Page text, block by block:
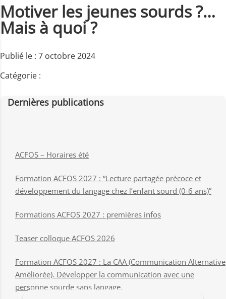
Motiver les jeunes sourds ?…
Mais à quoi ?
Publié le : 7 octobre 2024
Catégorie :
Dernières publications
ACFOS – Horaires été
Formation ACFOS 2027 : “Lecture partagée précoce et
développement du langage chez l’enfant sourd (0-6 ans)”
Formations ACFOS 2027 : premières infos
Teaser colloque ACFOS 2026
Formation ACFOS 2027 : La CAA (Communication Alternative
Améliorée). Développer la communication avec une
personne sourde sans langage.